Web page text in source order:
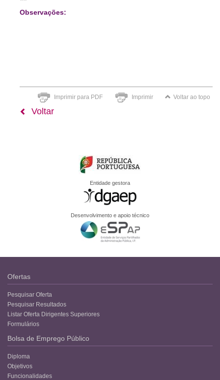
Observações:
Imprimir para PDF Imprimir Voltar ao topo
Voltar
Entidade gestora
Desenvolvimento e apoio técnico
Ofertas
Pesquisar Oferta
Pesquisar Resultados
Listar Oferta Dirigentes Superiores
Formulários
Bolsa de Emprego Público
Diploma
Objetivos
Funcionalidades